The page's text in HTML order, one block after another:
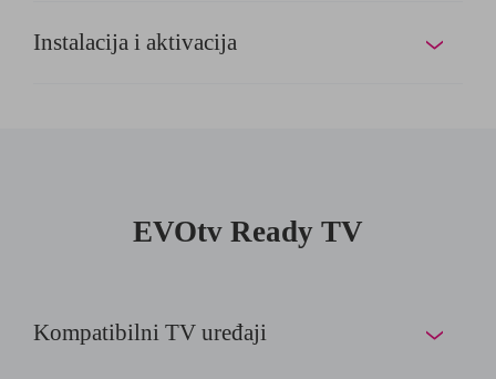
Instalacija i aktivacija
EVOtv Ready TV
Kompatibilni TV uređaji